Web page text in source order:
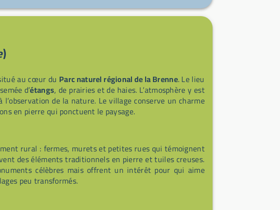
)
au cœur du Parc naturel régional de la Brenne. Le lieu
d’étangs, de prairies et de haies. L’atmosphère y est
de la nature. Le village conserve un charme
en pierre qui ponctuent le paysage.
rural : fermes, murets et petites rues qui témoignent
des éléments traditionnels en pierre et tuiles creuses.
célèbres mais offrent un intérêt pour qui aime
peu transformés.